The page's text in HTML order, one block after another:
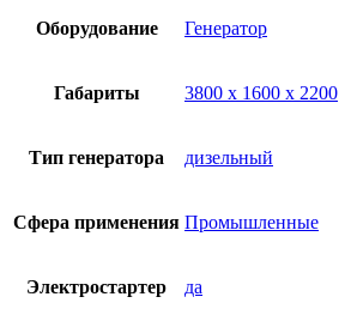
Оборудование Генератор
Габариты 3800 х 1600 х 2200
Тип генератора дизельный
Сфера применения Промышленные
Электростартер да